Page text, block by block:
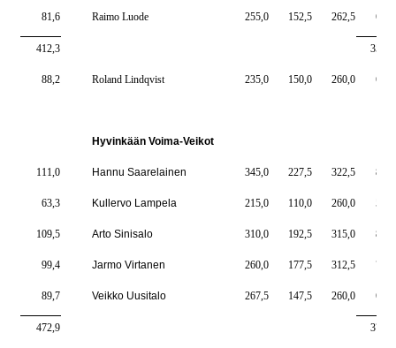
81,6 Raimo Luode 255,0 152,5 262,5
412,3
88,2 Roland Lindqvist 235,0 150,0 260,0
Hyvinkään Voima-Veikot
111,0 Hannu Saarelainen 345,0 227,5 322,5
63,3 Kullervo Lampela 215,0 110,0 260,0
109,5 Arto Sinisalo 310,0 192,5 315,0
99,4 Jarmo Virtanen 260,0 177,5 312,5
89,7 Veikko Uusitalo 267,5 147,5 260,0
472,9